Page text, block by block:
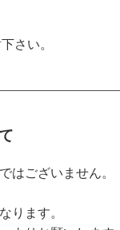
さい。
はございません。
ります。